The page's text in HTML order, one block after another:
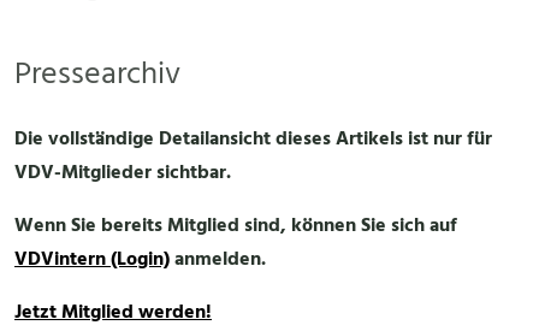
Pressearchiv
Die vollständige Detailansicht dieses Artikels ist nur für
VDV-Mitglieder sichtbar.
Wenn Sie bereits Mitglied sind, können Sie sich auf
VDVintern (Login)anmelden.
Jetzt Mitglied werden!